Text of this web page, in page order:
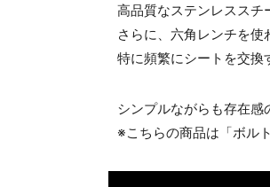
高品質なステンレススチ
さらに、六角レンチを
特に頻繁にシートを交換
シンプルながらも存在
※こちらの商品は「ボル